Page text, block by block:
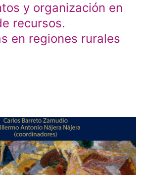
y organización en
recursos.
en regiones rurales